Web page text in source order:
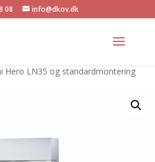
08 info@dkov.dk
Hero LN35 og standardmontering